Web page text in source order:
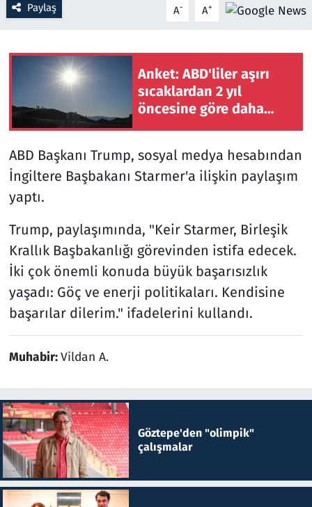
Paylaş A- A+
Anket: ABD'liler aşırı
sıcaklardan 2 yıl
öncesine göre daha
ABD Başkanı Trump, sosyal medya hesabından
İngiltere Başbakanı Starmer'a ilişkin paylaşım
yaptı.
Trump, paylaşımında, "Keir Starmer, Birleşik
Krallık Başbakanlığı görevinden istifa edecek.
İki çok önemli konuda büyük başarısızlık
yaşadı: Göç ve enerji politikaları. Kendisine
başarılar dilerim." ifadelerini kullandı.
Muhabir:Vildan A.
Göztepe'den "olimpik"
çalışmalar
Seçim 2023
Spor
Teknoloji ve Bilim
Televizyon